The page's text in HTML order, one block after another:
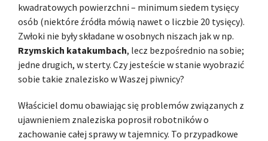
kwadratowych powierzchni – minimum siedem tysięcy
osób (niektóre źródła mówią nawet o liczbie 20 tysięcy).
Zwłoki nie były składane w osobnych niszach jak w np.
Rzymskich katakumbach, lecz bezpośrednio na sobie;
jedne drugich, w sterty. Czy jesteście w stanie wyobrazić
sobie takie znalezisko w Waszej piwnicy?
Właściciel domu obawiając się problemów związanych z
ujawnieniem znaleziska poprosił robotników o
zachowanie całej sprawy w tajemnicy. To przypadkowe